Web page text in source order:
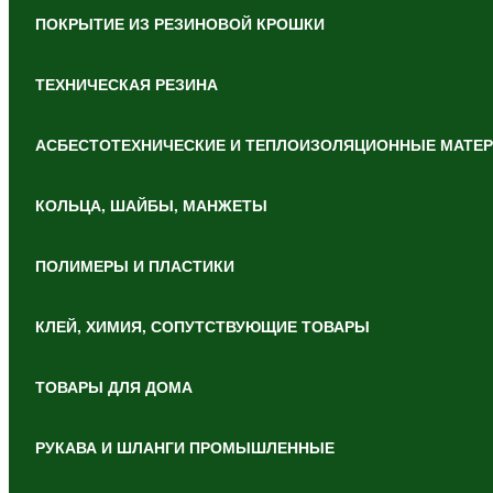
ПОКРЫТИЕ ИЗ РЕЗИНОВОЙ КРОШКИ
ТЕХНИЧЕСКАЯ РЕЗИНА
АСБЕСТОТЕХНИЧЕСКИЕ И ТЕПЛОИЗОЛЯЦИОННЫЕ
КОЛЬЦА, ШАЙБЫ, МАНЖЕТЫ
ПОЛИМЕРЫ И ПЛАСТИКИ
КЛЕЙ, ХИМИЯ, СОПУТСТВУЮЩИЕ ТОВАРЫ
ТОВАРЫ ДЛЯ ДОМА
РУКАВА И ШЛАНГИ ПРОМЫШЛЕННЫЕ